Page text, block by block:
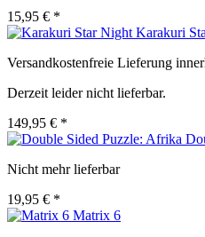
15,95 € *
Karakuri
Versandkostenfreie Lieferung
Derzeit leider nicht lieferbar.
149,95 € *
Nicht mehr lieferbar
19,95 € *
Matrix 6